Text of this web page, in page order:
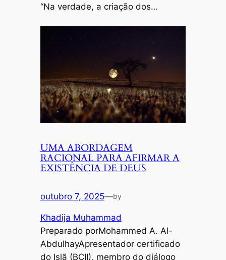
“Na verdade, a criação dos…
UMA ABORDAGEM
RACIONAL PARA AFIRMAR A
EXISTÊNCIA DE DEUS
outubro 7, 2025—by
Khadija Muhammad
Preparado porMohammed A. Al-
AbdulhayApresentador certificado
do Islã (BCII), membro do diálogo